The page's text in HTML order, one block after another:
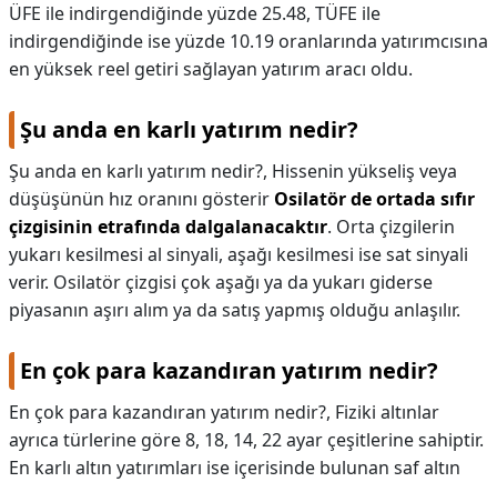
ÜFE ile indirgendiğinde yüzde 25.48, TÜFE ile
indirgendiğinde ise yüzde 10.19 oranlarında yatırımcısına
en yüksek reel getiri sağlayan yatırım aracı oldu.
Şu anda en karlı yatırım nedir?
Şu anda en karlı yatırım nedir?, Hissenin yükseliş veya
düşüşünün hız oranını gösterir Osilatör de ortada sıfır
çizgisinin etrafında dalgalanacaktır. Orta çizgilerin
yukarı kesilmesi al sinyali, aşağı kesilmesi ise sat sinyali
verir. Osilatör çizgisi çok aşağı ya da yukarı giderse
piyasanın aşırı alım ya da satış yapmış olduğu anlaşılır.
En çok para kazandıran yatırım nedir?
En çok para kazandıran yatırım nedir?, Fiziki altınlar
ayrıca türlerine göre 8, 18, 14, 22 ayar çeşitlerine sahiptir.
En karlı altın yatırımları ise içerisinde bulunan saf altın